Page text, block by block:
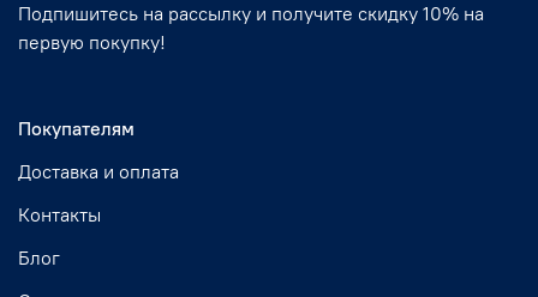
Покупателям
Доставка и оплата
Контакты
Блог
Подпишитесь на рассылку и получите скидку 10% на
первую покупку!